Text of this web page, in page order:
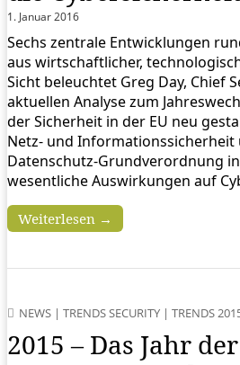
1. Januar 2016
Sechs zentrale Entwicklungen
aus wirtschaftlicher,
Sicht beleuchtet Greg Day, Chief
aktuellen Analyse zum
der Sicherheit in der EU neu
Netz- und Informationssicherheit
Datenschutz-Grundverordnung
wesentliche Auswirkungen auf
Weiterlesen →
NEWS | TRENDS SECURITY | TRENDS
2015 – Das Jahr der